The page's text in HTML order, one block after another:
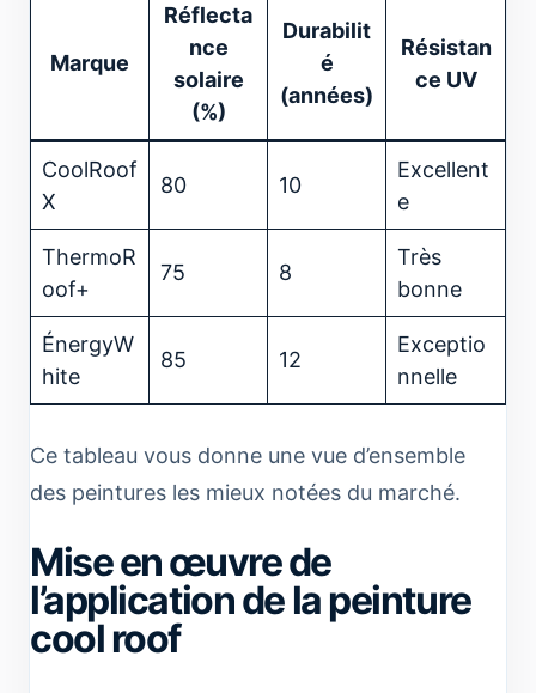
Marque
Réflecta
nce
solaire
(%)
Durabilit
é
(années)
Résistan
ce UV
CoolRoof
X
80 10
Excellent
e
ThermoR
oof+
75 8
Très
bonne
ÉnergyW
hite
85 12
Exceptio
nnelle
Ce tableau vous donne une vue d’ensemble
des peintures les mieux notées du marché.
Mise en œuvre de
l’application de la peinture
cool roof